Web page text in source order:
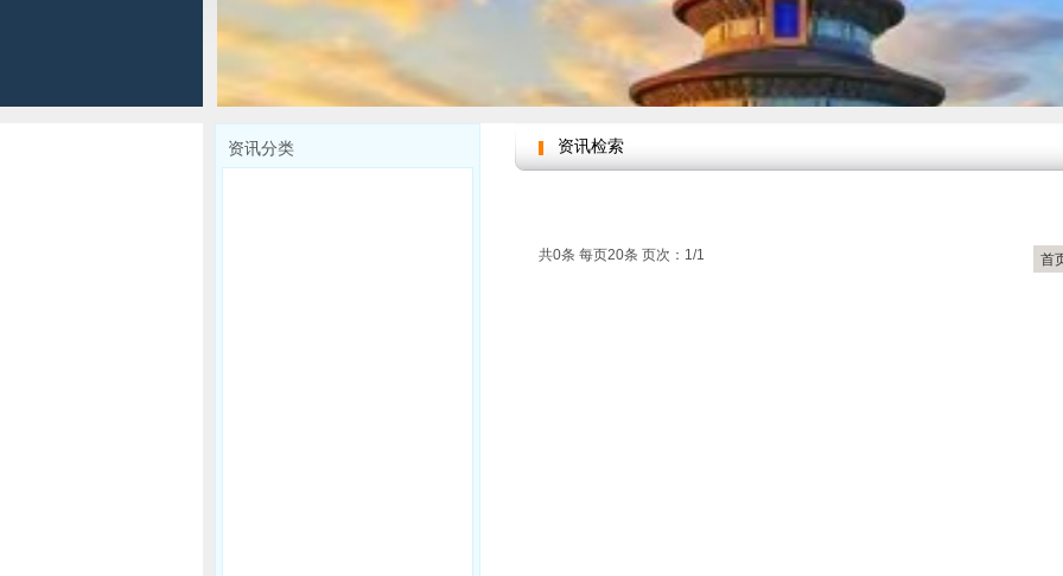
共0条 每页20条 页次：1/1 首
资讯检索
资讯分类